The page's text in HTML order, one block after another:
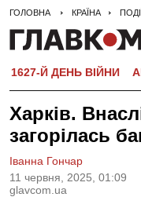
ГОЛОВНА КРАЇНА
1627-Й ДЕНЬ ВІЙНИ
Харків.
загорілась
11 червня, 2025, 01:09
glavcom.ua
Іванна Гончар